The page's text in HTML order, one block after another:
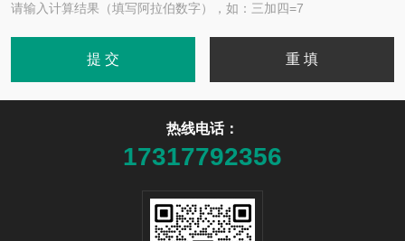
请输入计算结果（填写阿拉伯数字），如：三加四=7
热线电话：
17317792356